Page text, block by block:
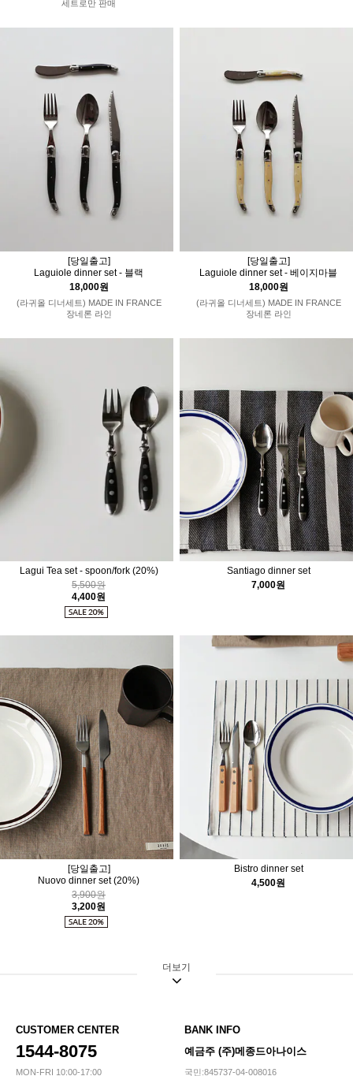
세트로만 판매
[당일출고]
Laguiole dinner set - 블랙
18,000원
(라귀올 디너세트) MADE IN FRANCE
장네론 라인
[당일출고]
Laguiole dinner set - 베이지마블
18,000원
(라귀올 디너세트) MADE IN FRANCE
장네론 라인
Lagui Tea set - spoon/fork (20%)
5,500원
4,400원
Santiago dinner set
7,000원
[당일출고]
Nuovo dinner set(20%)
3,900원
3,200원
Bistro dinner set
4,500원
더보기
CUSTOMER CENTER
1544-8075
MON-FRI 10:00-17:00
BANK INFO
예금주 (주)메종드아나이스
국민:845737-04-008016